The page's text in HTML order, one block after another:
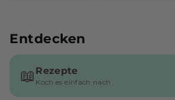
Entdecken
📖 Rezepte
Koch es einfach nach